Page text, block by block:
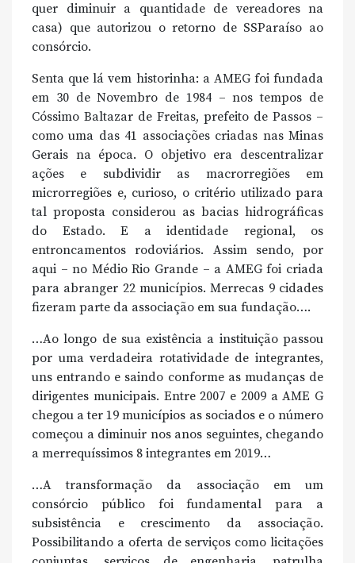
quer diminuir a quantidade de vereadores na
casa) que autorizou o retorno de SSParaíso ao
consórcio.
Senta que lá vem historinha: a AMEG foi fundada
em 30 de Novembro de 1984 – nos tempos de
Cóssimo Baltazar de Freitas, prefeito de Passos –
como uma das 41 associações criadas nas Minas
Gerais na época. O objetivo era descentralizar
ações e subdividir as macrorregiões em
microrregiões e, curioso, o critério utilizado para
tal proposta considerou as bacias hidrográficas
do Estado. E a identidade regional, os
entroncamentos rodoviários. Assim sendo, por
aqui – no Médio Rio Grande – a AMEG foi criada
para abranger 22 municípios. Merrecas 9 cidades
fizeram parte da associação em sua fundação….
…Ao longo de sua existência a instituição passou
por uma verdadeira rotatividade de integrantes,
uns entrando e saindo conforme as mudanças de
dirigentes municipais. Entre 2007 e 2009 a AME G
chegou a ter 19 municípios as sociados e o número
começou a diminuir nos anos seguintes, chegando
a merrequíssimos 8 integrantes em 2019…
…A transformação da associação em um
consórcio público foi fundamental para a
subsistência e crescimento da associação.
Possibilitando a oferta de serviços como licitações